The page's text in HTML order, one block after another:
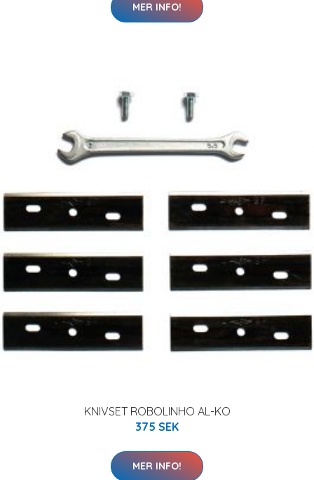
MER INFO!
KNIVSET ROBOLINHO AL-KO
375 SEK
MER INFO!